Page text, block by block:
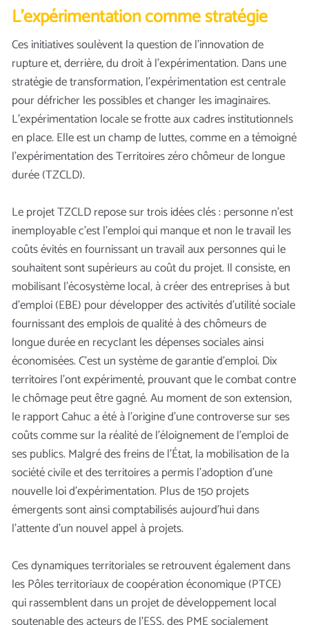
L’expérimentation comme stratégie
Ces initiatives soulèvent la question de l’innovation de
rupture et, derrière, du droit à l’expérimentation. Dans une
stratégie de transformation, l’expérimentation est centrale
pour défricher les possibles et changer les imaginaires.
L’expérimentation locale se frotte aux cadres institutionnels
en place. Elle est un champ de luttes, comme en a témoigné
l’expérimentation des Territoires zéro chômeur de longue
durée (TZCLD).
Le projet TZCLD repose sur trois idées clés : personne n’est
inemployable c’est l’emploi qui manque et non le travail les
coûts évités en fournissant un travail aux personnes qui le
souhaitent sont supérieurs au coût du projet. Il consiste, en
mobilisant l’écosystème local, à créer des entreprises à but
d’emploi (EBE) pour développer des activités d’utilité sociale
fournissant des emplois de qualité à des chômeurs de
longue durée en recyclant les dépenses sociales ainsi
économisées. C’est un système de garantie d’emploi. Dix
territoires l’ont expérimenté, prouvant que le combat contre
le chômage peut être gagné. Au moment de son extension,
le rapport Cahuc a été à l’origine d’une controverse sur ses
coûts comme sur la réalité de l’éloignement de l’emploi de
ses publics. Malgré des freins de l’État, la mobilisation de la
société civile et des territoires a permis l’adoption d’une
nouvelle loi d’expérimentation. Plus de 150 projets
émergents sont ainsi comptabilisés aujourd’hui dans
l’attente d’un nouvel appel à projets.
Ces dynamiques territoriales se retrouvent également dans
les Pôles territoriaux de coopération économique (PTCE)
qui rassemblent dans un projet de développement local